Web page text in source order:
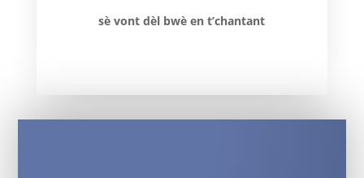
sè vont dèl bwè en t’chantant